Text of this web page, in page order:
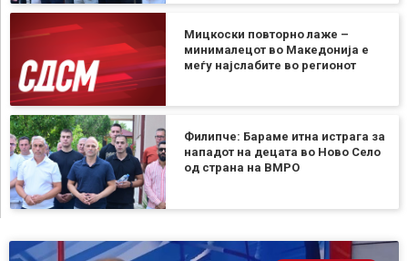
Мицкоски повторно лаже –
минималецот во Македонија е
меѓу најслабите во регионот
Филипче: Бараме итна истрага за
нападот на децата во Ново Село
од страна на ВМРО